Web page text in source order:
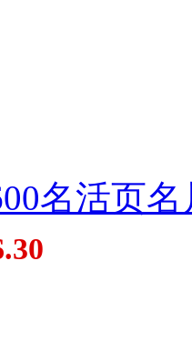
名活页名